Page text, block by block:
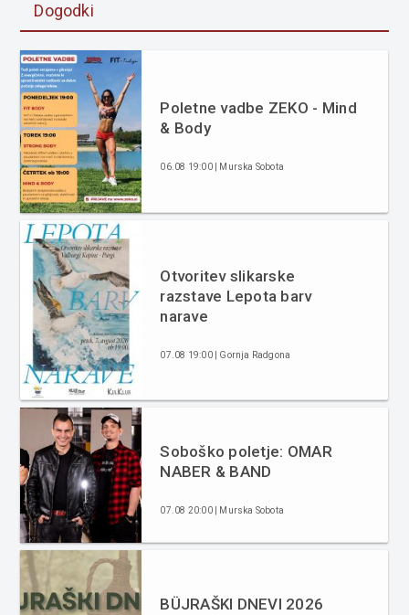
Dogodki
Poletne vadbe ZEKO - Mind
& Body
06.08 19:00 | Murska Sobota
Otvoritev slikarske
razstave Lepota barv
narave
07.08 19:00 | Gornja Radgona
Soboško poletje: OMAR
NABER & BAND
07.08 20:00 | Murska Sobota
BÜJRAŠKI DNEVI 2026